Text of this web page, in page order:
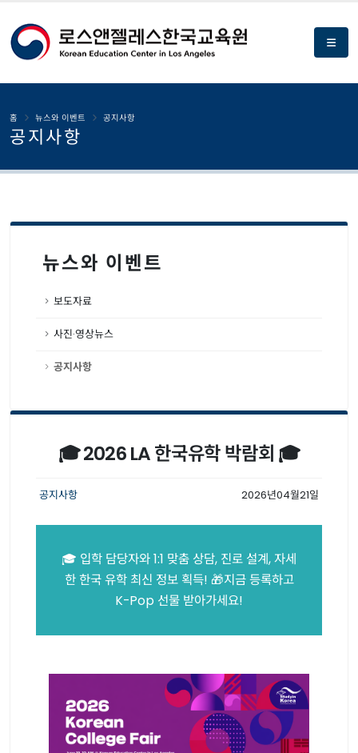
공지사항
홈 뉴스와 이벤트 공지사항
뉴스와 이벤트
보도자료
사진·영상뉴스
공지사항
🎓 2026 LA 한국유학 박람회 🎓
공지사항 2026년04월21일
🎓 입학 담당자와 1:1 맞춤 상담, 진로 설계, 자세
한 한국 유학 최신 정보 획득! 🎁지금 등록하고
K-Pop 선물 받아가세요!